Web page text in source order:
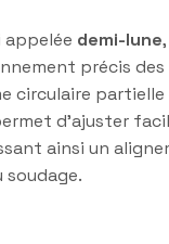
appelée demi-lune
précis des
circulaire
d’ajuster
ainsi un